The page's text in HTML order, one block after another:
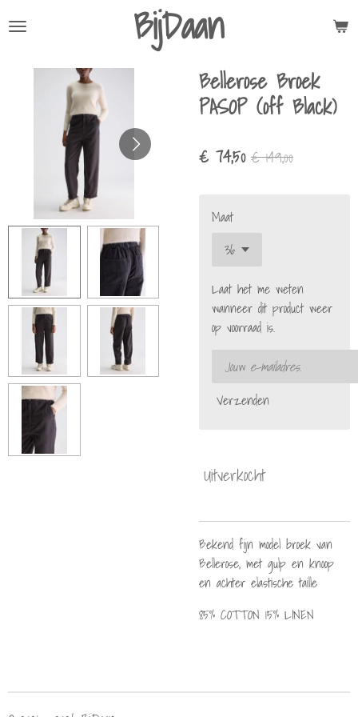
direct
hoofdinhoud
BijDaan
Bellerose Broek
PASOP (off Black)
€ 74,50 € 149,00
Maat
Laat het me weten
wanneer dit product weer
op voorraad is.
Verzenden
Uitverkocht
Bekend fijn model broek van
Bellerose, met gulp en knoop
en achter elastische taille
85% COTTON 15% LINEN